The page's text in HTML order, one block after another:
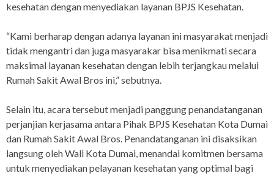
kesehatan dengan menyediakan layanan BPJS Kesehatan.
“Kami berharap dengan adanya layanan ini masyarakat menjadi
tidak mengantri dan juga masyarakar bisa menikmati secara
maksimal layanan kesehatan dengan lebih terjangkau melalui
Rumah Sakit Awal Bros ini,” sebutnya.
Selain itu, acara tersebut menjadi panggung penandatanganan
perjanjian kerjasama antara Pihak BPJS Kesehatan Kota Dumai
dan Rumah Sakit Awal Bros. Penandatanganan ini disaksikan
langsung oleh Wali Kota Dumai, menandai komitmen bersama
untuk menyediakan pelayanan kesehatan yang optimal bagi